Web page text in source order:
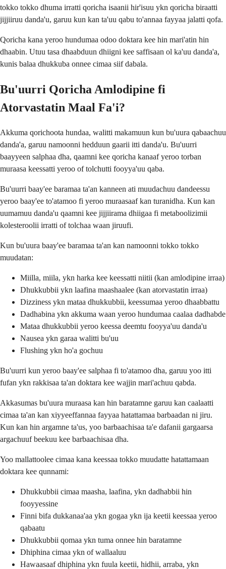
tokko tokko dhuma irratti qoricha isaanii hir'isuu ykn qoricha biraatti
jijjiiruu danda'u, garuu kun kan ta'uu qabu to'annaa fayyaa jalatti qofa.
Qoricha kana yeroo hundumaa odoo doktara kee hin mari'atin hin
dhaabin. Utuu tasa dhaabduun dhiigni kee saffisaan ol ka'uu danda'a,
kunis balaa dhukkuba onnee cimaa siif dabala.
Bu'uurri Qoricha Amlodipine fi
Atorvastatin Maal Fa'i?
Akkuma qorichoota hundaa, walitti makamuun kun bu'uura qabaachuu
danda'a, garuu namoonni hedduun gaarii itti danda'u. Bu'uurri
baayyeen salphaa dha, qaamni kee qoricha kanaaf yeroo torban
muraasa keessatti yeroo of tolchutti fooyya'uu qaba.
Bu'uurri baay'ee baramaa ta'an kanneen ati muudachuu dandeessu
yeroo baay'ee to'atamoo fi yeroo muraasaaf kan turanidha. Kun kan
uumamuu danda'u qaamni kee jijjiirama dhiigaa fi metaboolizimii
kolesteroolii irratti of tolchaa waan jiruufi.
Kun bu'uura baay'ee baramaa ta'an kan namoonni tokko tokko
muudatan:
Miilla, miila, ykn harka kee keessatti niitii (kan amlodipine irraa)
Dhukkubbii ykn laafina maashaalee (kan atorvastatin irraa)
Dizziness ykn mataa dhukkubbii, keessumaa yeroo dhaabbattu
Dadhabina ykn akkuma waan yeroo hundumaa caalaa dadhabde
Mataa dhukkubbii yeroo keessa deemtu fooyya'uu danda'u
Nausea ykn garaa walitti bu'uu
Flushing ykn ho'a gochuu
Bu'uurri kun yeroo baay'ee salphaa fi to'atamoo dha, garuu yoo itti
fufan ykn rakkisaa ta'an doktara kee wajjin mari'achuu qabda.
Akkasumas bu'uura muraasa kan hin baratamne garuu kan caalaatti
cimaa ta'an kan xiyyeeffannaa fayyaa hatattamaa barbaadan ni jiru.
Kun kan hin argamne ta'us, yoo barbaachisaa ta'e dafanii gargaarsa
argachuuf beekuu kee barbaachisaa dha.
Yoo mallattoolee cimaa kana keessaa tokko muudatte hatattamaan
doktara kee qunnami:
Dhukkubbii cimaa maasha, laafina, ykn dadhabbii hin
fooyyessine
Finni bifa dukkanaa'aa ykn gogaa ykn ija keetii keessaa yeroo
qabaatu
Dhukkubbii qomaa ykn tuma onnee hin baratamne
Dhiphina cimaa ykn of wallaaluu
Hawaasaaf dhiphina ykn fuula keetii, hidhii, arraba, ykn